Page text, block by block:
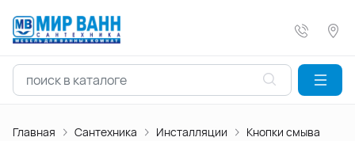
Главная Сантехника Инсталляции Кнопки смыва